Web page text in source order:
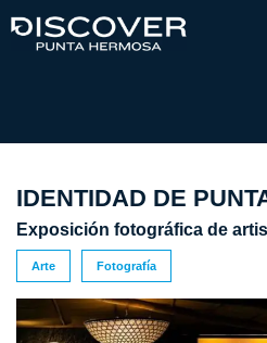
IDENTIDAD DE
Exposición fotográfica de
Arte Fotografía